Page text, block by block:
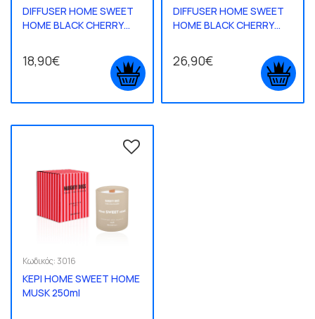
DIFFUSER HOME SWEET
HOME BLACK CHERRY
18,90€
DIFFUSER HOME SWEET
HOME BLACK CHERRY
26,90€
Κωδικός:3016
ΚΕΡΙ HOME SWEET HOME
MUSK 250ml